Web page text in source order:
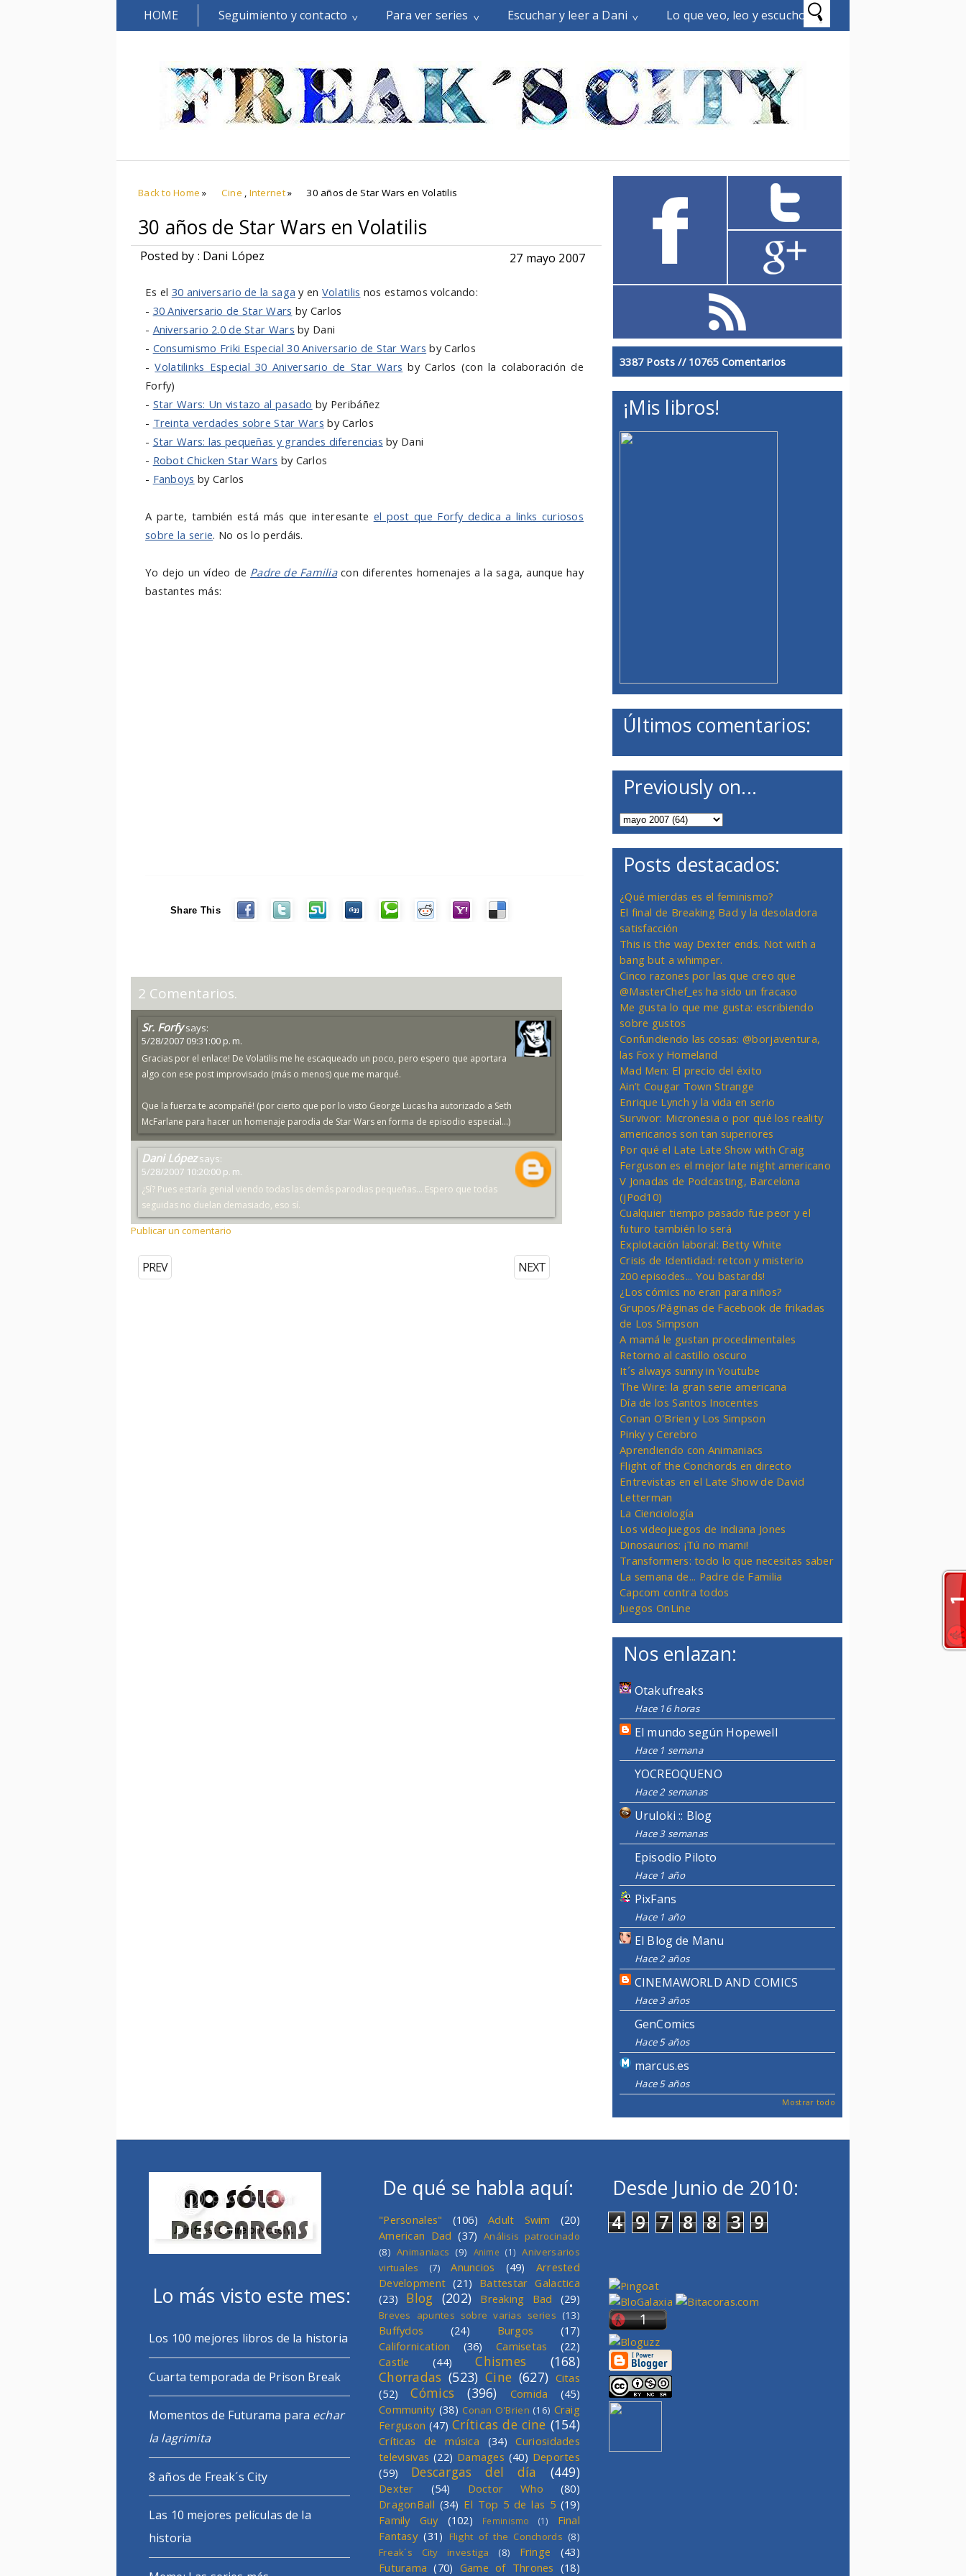
HOME Seguimiento y contacto Para ver series Escuchar y leer a Dani Lo que veo, leo y escucho
Back to Home » Cine , Internet» 30 años de Star Wars en Volatilis
30 años de Star Wars en Volatilis
Posted by : Dani López 27 mayo 2007
Es el 30 aniversario de la saga y en Volatilis nos estamos volcando:
- 30 Aniversario de Star Wars by Carlos
- Aniversario 2.0 de Star Wars by Dani
- Consumismo Friki Especial 30 Aniversario de Star Wars by Carlos
-Volatilinks Especial 30 Aniversario de Star Wars by Carlos (con la colaboración de
Forfy)
- Star Wars: Un vistazo al pasado by Peribáñez
- Treinta verdades sobre Star Wars by Carlos
- Star Wars: las pequeñas y grandes diferencias by Dani
- Robot Chicken Star Wars by Carlos
- Fanboys by Carlos
A parte, también está más que interesante el post que Forfy dedica a links curiosos
sobre la serie. No os lo perdáis.
Yo dejo un vídeo de Padre de Familiacon diferentes homenajes a la saga, aunque hay
bastantes más:
Share This
2 Comentarios.
Sr. Forfy says:
5/28/2007 09:31:00 p. m.
Gracias por el enlace! De Volatilis me he escaqueado un poco, pero espero que aportara
algo con ese post improvisado (más o menos) que me marqué.
Que la fuerza te acompañé! (por cierto que por lo visto George Lucas ha autorizado a Seth
McFarlane para hacer un homenaje parodia de Star Wars en forma de episodio especial...)
Dani López says:
5/28/2007 10:20:00 p. m.
¿Sí? Pues estaría genial viendo todas las demás parodias pequeñas... Espero que todas
seguidas no duelan demasiado, eso sí.
Publicar un comentario
NEXT
PREV
3387 Posts // 10765 Comentarios
¡Mis libros!
Últimos comentarios:
Previously on...
Posts destacados:
¿Qué mierdas es el feminismo?
El final de Breaking Bad y la desoladora
satisfacción
This is the way Dexter ends. Not with a
bang but a whimper.
Cinco razones por las que creo que
@MasterChef_es ha sido un fracaso
Me gusta lo que me gusta: escribiendo
sobre gustos
Confundiendo las cosas: @borjaventura,
las Fox y Homeland
Mad Men: El precio del éxito
Ain’t Cougar Town Strange
Enrique Lynch y la vida en serio
Survivor: Micronesia o por qué los reality
americanos son tan superiores
Por qué el Late Late Show with Craig
Ferguson es el mejor late night americano
V Jonadas de Podcasting, Barcelona
(jPod10)
Cualquier tiempo pasado fue peor y el
futuro también lo será
Explotación laboral: Betty White
Crisis de Identidad: retcon y misterio
200 episodes... You bastards!
¿Los cómics no eran para niños?
Grupos/Páginas de Facebook de frikadas
de Los Simpson
A mamá le gustan procedimentales
Retorno al castillo oscuro
It´s always sunny in Youtube
The Wire: la gran serie americana
Día de los Santos Inocentes
Conan O'Brien y Los Simpson
Pinky y Cerebro
Aprendiendo con Animaniacs
Flight of the Conchords en directo
Entrevistas en el Late Show de David
Letterman
La Cienciología
Los videojuegos de Indiana Jones
Dinosaurios: ¡Tú no mami!
Transformers: todo lo que necesitas saber
La semana de... Padre de Familia
Capcom contra todos
Juegos OnLine
Nos enlazan:
Otakufreaks
Hace 16 horas
El mundo según Hopewell
Hace 1 semana
YOCREOQUENO
Hace 2 semanas
Uruloki :: Blog
Hace 3 semanas
Episodio Piloto
Hace 1 año
PixFans
Hace 1 año
El Blog de Manu
Hace 2 años
CINEMAWORLD AND COMICS
Hace 3 años
GenComics
Hace 5 años
marcus.es
Hace 5 años
Mostrar todo
Lo más visto este mes:
Los 100 mejores libros de la historia
Cuarta temporada de Prison Break
Momentos de Futurama para echar
la lagrimita
8 años de Freak´s City
Las 10 mejores películas de la
historia
De qué se habla aquí:
"Personales" (106) Adult Swim
(20)
American Dad (37) Análisis patrocinado
(8) Animaniacs (9) Anime (1) Aniversarios
virtuales
(7) Anuncios (49)
Arrested
Development (21) Battestar Galactica
(23)
Blog (202) Breaking Bad (29)
Breves apuntes sobre varias series (13)
Buffydos (24) Burgos
(17)
Californication
(36) Camisetas
(22)
Castle
(44) Chismes
(168)
Chorradas (523) Cine (627) Citas
(52)
Cómics (396) Comida
(45)
Community (38) Conan O'Brien (16) Craig
Ferguson (47) Críticas de cine (154)
Críticas de música (34)
Curiosidades
televisivas (22) Damages (40) Deportes
(59)
Descargas del día (449)
Dexter (54) Doctor Who
(80)
DragonBall (34) El Top 5 de las 5 (19)
Family Guy
(102) Feminismo (1)
Final
Fantasy (31) Flight of the Conchords (8)
Freak´s City investiga
(8) Fringe
(43)
Futurama (70) Game of Thrones (18)
Desde Junio de 2010:
4 9 7 8 8 3 9